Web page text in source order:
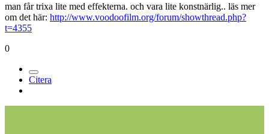
man får trixa lite med effekterna. och vara lite konstnärlig.. läs mer
om det här: http://www.voodoofilm.org/forum/showthread.php?
t=4355
0
Citera